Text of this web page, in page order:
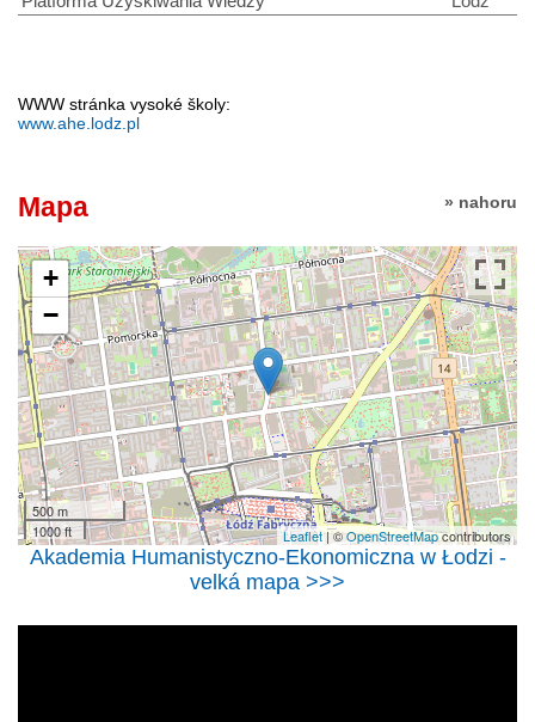
WWW stránka vysoké školy:
www.ahe.lodz.pl
» nahoru
Mapa
+
−
500 m
1000 ft
Leaflet| ©OpenStreetMapcontributors
Akademia Humanistyczno-Ekonomiczna w Łodzi -
velká mapa >>>